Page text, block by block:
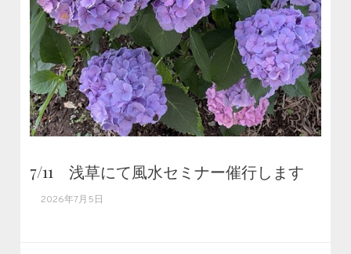
7/11 浅草にて風水セミナー催行します
2026年7月5日